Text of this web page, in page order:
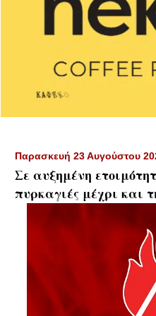
Παρασκευή 23 Αυγούστου
Σε αυξημένη
πυρκαγιές μέχρι και